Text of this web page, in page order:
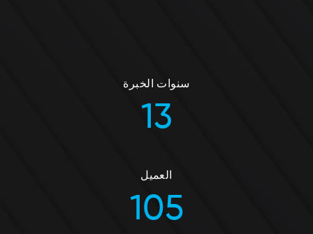
سنوات الخبرة
13
العميل
105